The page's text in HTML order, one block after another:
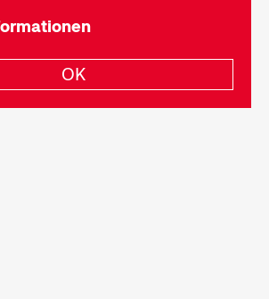
OK
Datenschutz
Kunstform, die wir mit